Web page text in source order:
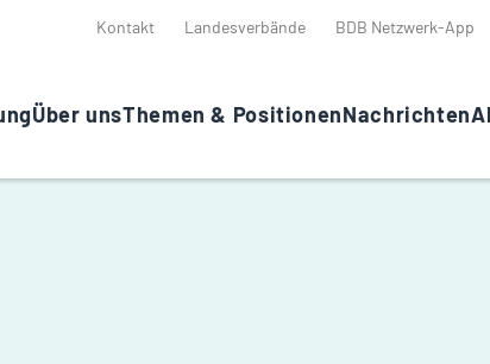
Kontakt Landesverbände BDB Netzwerk-App
Über unsThemen & PositionenNachrichten